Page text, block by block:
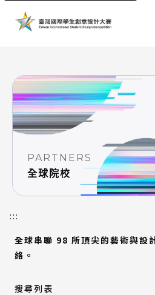
PARTNERS
全球院校
:::
全球串聯 98 所頂尖的藝術與設
絡。
搜尋列表